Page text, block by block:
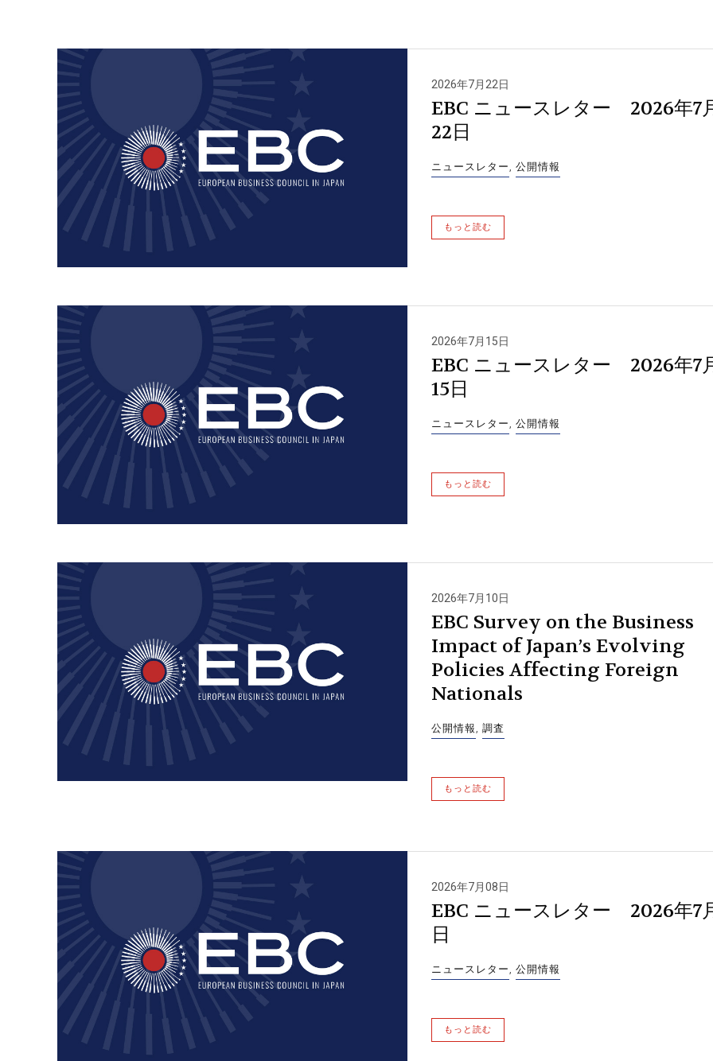
2026年7月22日
EBC ニュースレター 2026年7
22日
ニュースレター, 公開情報
もっと読む
2026年7月15日
EBC ニュースレター 2026年7
15日
ニュースレター, 公開情報
もっと読む
2026年7月10日
EBC Survey on the Business
Impact of Japan’s Evolving
Policies Affecting Foreign
Nationals
公開情報, 調査
もっと読む
2026年7月08日
EBC ニュースレター 2026年7
日
ニュースレター, 公開情報
もっと読む